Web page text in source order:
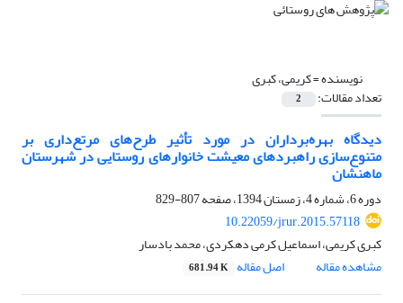
نویسنده =کریمی، کبری
تعداد مقالات: 2
دیدگاه بهره‌برداران در مورد تأثیر طرح‌های مرتع‌داری بر
متنوع‌‌‌‌‌‌سازی راهبردهای معیشت خانوارهای روستایی در شهرستان
ماهنشان
دوره 6، شماره 4، زمستان 1394، صفحه
807-829
10.22059/jrur.2015.57118
کبری کریمی، اسماعیل کرمی دهکردی، محمد بادسار
مشاهده مقاله
اصل مقاله 681.94 K